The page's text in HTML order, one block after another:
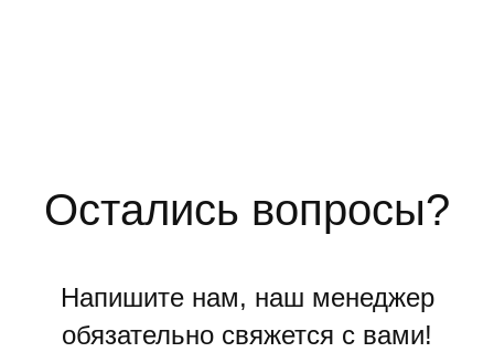
Остались вопросы?
Напишите нам, наш менеджер
обязательно свяжется с вами!